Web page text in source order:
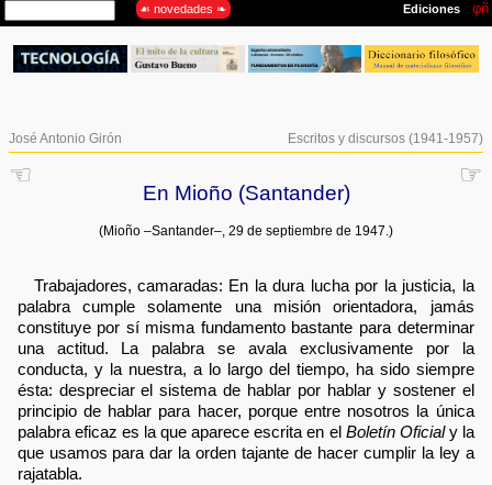
José Antonio Girón Escritos y discursos (1941-1957)
☜ ☞
En Mioño (Santander)
(Mioño –Santander–, 29 de septiembre de 1947.)
Trabajadores, camaradas: En la dura lucha por la justicia, la
palabra cumple solamente una misión orientadora, jamás
constituye por sí misma fundamento bastante para determinar
una actitud. La palabra se avala exclusivamente por la
conducta, y la nuestra, a lo largo del tiempo, ha sido siempre
ésta: despreciar el sistema de hablar por hablar y sostener el
principio de hablar para hacer, porque entre nosotros la única
palabra eficaz es la que aparece escrita en el Boletín Oficialy la
que usamos para dar la orden tajante de hacer cumplir la ley a
rajatabla.